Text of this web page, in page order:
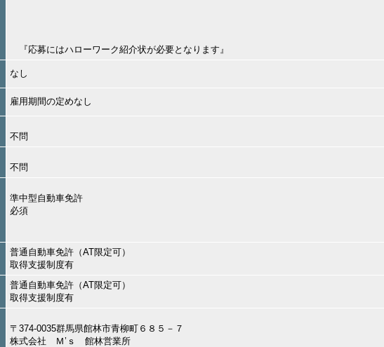
『応募にはハローワーク紹介状が必要となります』
なし
雇用期間の定めなし
不問
不問
準中型自動車免許
必須
普通自動車免許（AT限定可）
取得支援制度有
普通自動車免許（AT限定可）
取得支援制度有
〒374-0035群馬県館林市青柳町６８５－７
株式会社 Ｍ’ｓ 館林営業所